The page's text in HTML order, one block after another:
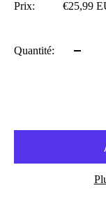
Prix:
Prix
€25,99
Quantité: